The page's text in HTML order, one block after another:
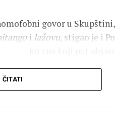
govor u
i lažovu, stigao je i
iste priče. Negiranje
Donaldovih i sličnih
ČITATI